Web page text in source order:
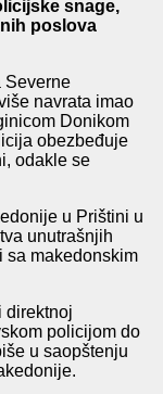
snage,
poslova
Severne
navrata imao
Donikom
obezbeđuje
odakle se
u Prištini u
unutrašnjih
sa makedonskim
direktnoj
policijom do
u saopštenju